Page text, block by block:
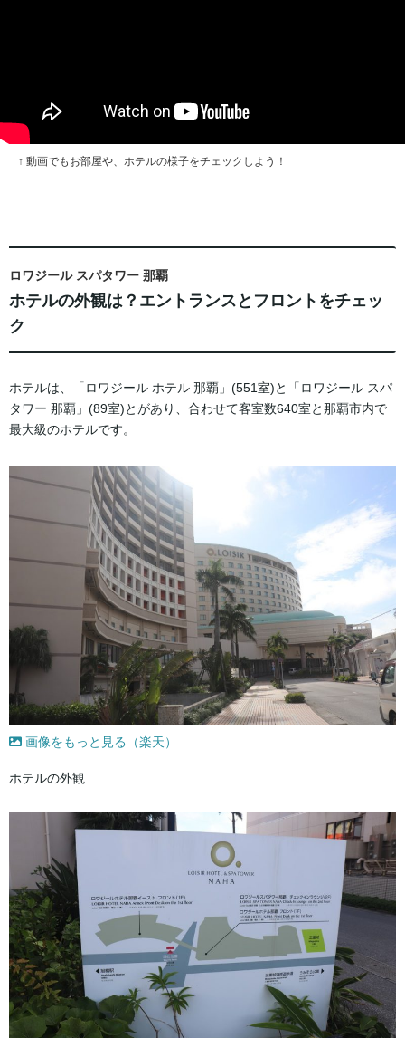
↑ 動画でもお部屋や、ホテルの様子をチェックしよう！
ロワジール スパタワー 那覇
ホテルの外観は？エントランスとフロントをチェッ
ク
ホテルは、「ロワジール ホテル 那覇」(551室)と「ロワジール スパ
タワー 那覇」(89室)とがあり、合わせて客室数640室と那覇市内で
最大級のホテルです。
画像をもっと見る（楽天）
ホテルの外観